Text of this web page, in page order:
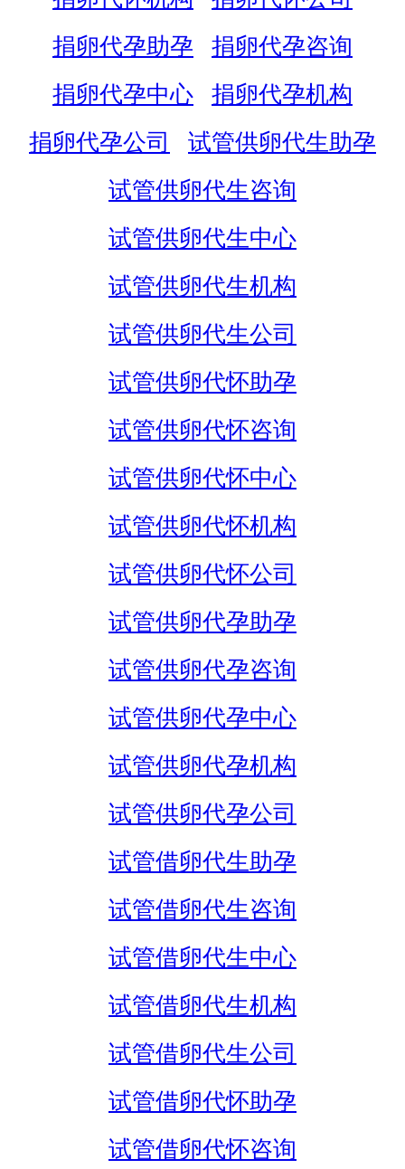
捐卵代孕助孕
捐卵代孕咨询
捐卵代孕中心
捐卵代孕机构
捐卵代孕公司
试管供卵代生助孕
试管供卵代生咨询
试管供卵代生中心
试管供卵代生机构
试管供卵代生公司
试管供卵代怀助孕
试管供卵代怀咨询
试管供卵代怀中心
试管供卵代怀机构
试管供卵代怀公司
试管供卵代孕助孕
试管供卵代孕咨询
试管供卵代孕中心
试管供卵代孕机构
试管供卵代孕公司
试管借卵代生助孕
试管借卵代生咨询
试管借卵代生中心
试管借卵代生机构
试管借卵代生公司
试管借卵代怀助孕
试管借卵代怀咨询